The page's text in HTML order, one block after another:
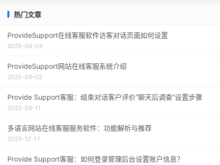
热门文章
ProvideSupport在线客服软件访客对话页面如何设置
2025-09-04
ProvideSupport网站在线客服系统介绍
2025-09-02
Provide Support客服：结束对话客户评价“聊天后调查”设置步骤
2025-09-11
多语言网站在线客服服务软件：功能解析与推荐
2025-12-17
Provide Support客服：如何登录管理后台设置账户信息？